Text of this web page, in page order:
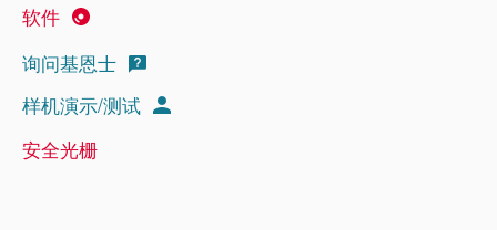
软件
询问基恩士
样机演示/测试
安全光栅